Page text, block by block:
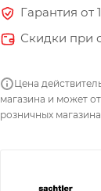
Гарантия от
Скидки при
Цена
магазина и может
розничных